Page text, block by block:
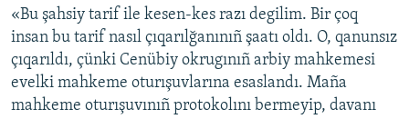
«Bu şahsiy tarif ile kesen-kes razı degilim. Bir çoq
insan bu tarif nasıl çıqarılğanınıñ şaatı oldı. O, qanunsız
çıqarıldı, çünki Cenübiy okrugınıñ arbiy mahkemesi
evelki mahkeme oturışuvlarına esaslandı. Maña
mahkeme oturışuvınıñ protokolını bermeyip, davanı